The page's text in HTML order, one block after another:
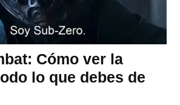
Cómo ver la
lo que debes de